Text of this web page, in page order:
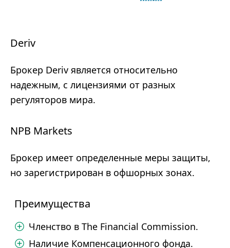
Deriv
Брокер Deriv является относительно
надежным, с лицензиями от разных
регуляторов мира.
NPB Markets
Брокер имеет определенные меры защиты,
но зарегистрирован в офшорных зонах.
Преимущества
Членство в The Financial Commission.
Наличие Компенсационного фонда.